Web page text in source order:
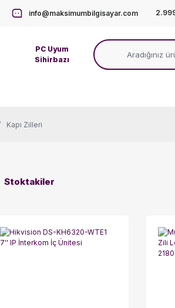
info@maksimumbilgisayar.com
PC Uyum
Sihirbazı
Kapı Zilleri
Stoktakiler